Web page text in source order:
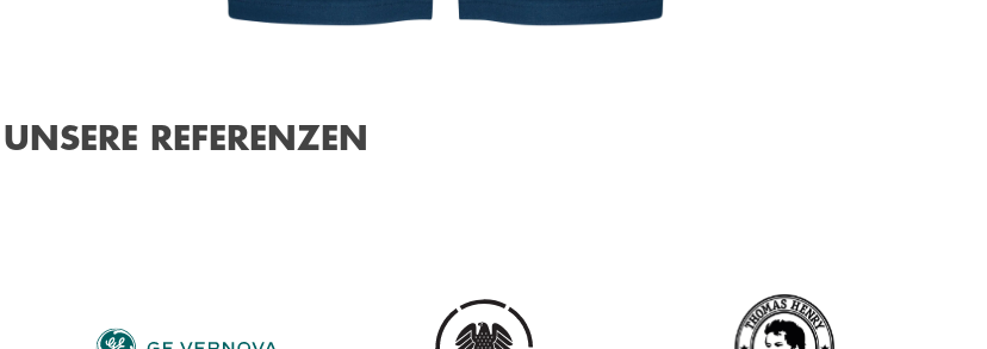
UNSERE REFERENZEN